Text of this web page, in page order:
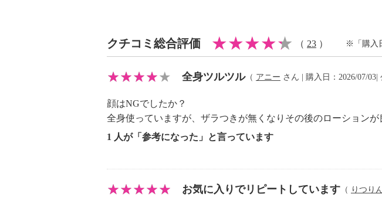
イズ（２５０ｇ）。
＜リニューアル情報（２０２５年５月〜）＞
美容成分にこだわり、２代目としてリニューアル。
した。
従来品と比べ、下記を１．５倍増量しました。
プラチナムコロイドＮＭＮ（水、フェノキシエタノール、ニ
ーゲン、白金／潤い、ハリ）。
９種のヒアルロン酸ヴェール（ヒアルロン酸Ｎａ（３種）、
クチコミ総合評価 （ 23 ） ※「購入
全身ツルツル（ アニー さん | 購入日：2026/07/03|
顔はNGでしたか？
全身使っていますが、ザラつきが無くなりその後のローションが
1 人が「参考になった」と言っています
お気に入りでリピートしています （ りつり